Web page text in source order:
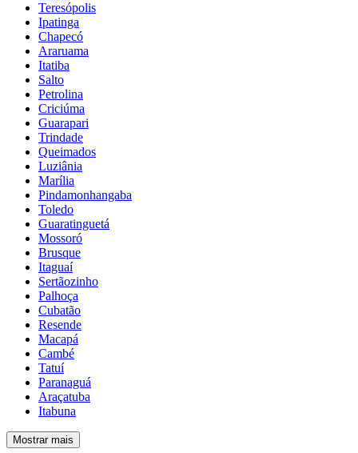
Teresópolis
Ipatinga
Chapecó
Araruama
Itatiba
Salto
Petrolina
Criciúma
Guarapari
Trindade
Queimados
Luziânia
Marília
Pindamonhangaba
Toledo
Guaratinguetá
Mossoró
Brusque
Itaguaí
Sertãozinho
Palhoça
Cubatão
Resende
Macapá
Cambé
Tatuí
Paranaguá
Araçatuba
Itabuna
Mostrar mais